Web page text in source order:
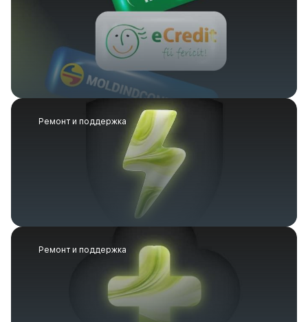
Ремонт и поддержка
Ремонт и поддержка